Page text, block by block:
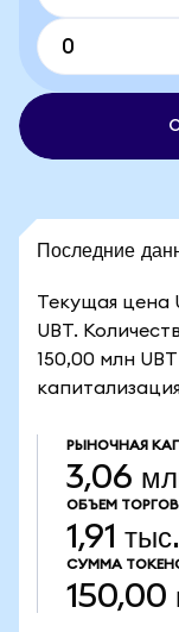
Последние
Текущая цена
UBT.
150,00 млн
РЫНОЧНАЯ
3,06
ОБЪЕМ
1,91
СУММА
150,00